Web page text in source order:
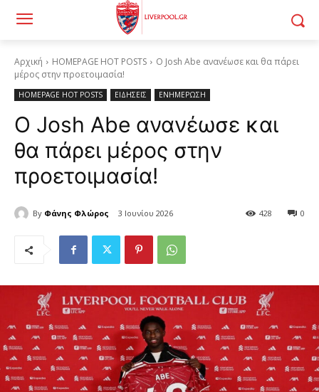
Αρχική HOMEPAGE HOT POSTS
Ο Josh Abe ανανέωσε και θα πάρει
μέρος στην προετοιμασία!
HOMEPAGE HOT POSTS ΕΙΔΗΣΕΙΣ ΕΝΗΜΕΡΩΣΗ
Ο Josh Abe ανανέωσε και
θα πάρει μέρος στην
προετοιμασία!
By Φάνης Φλώρος 3 Ιουνίου 2026 0
428